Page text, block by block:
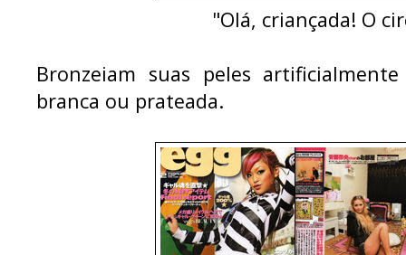
"Olá, criançada! O
Bronzeiam suas peles
branca ou prateada.